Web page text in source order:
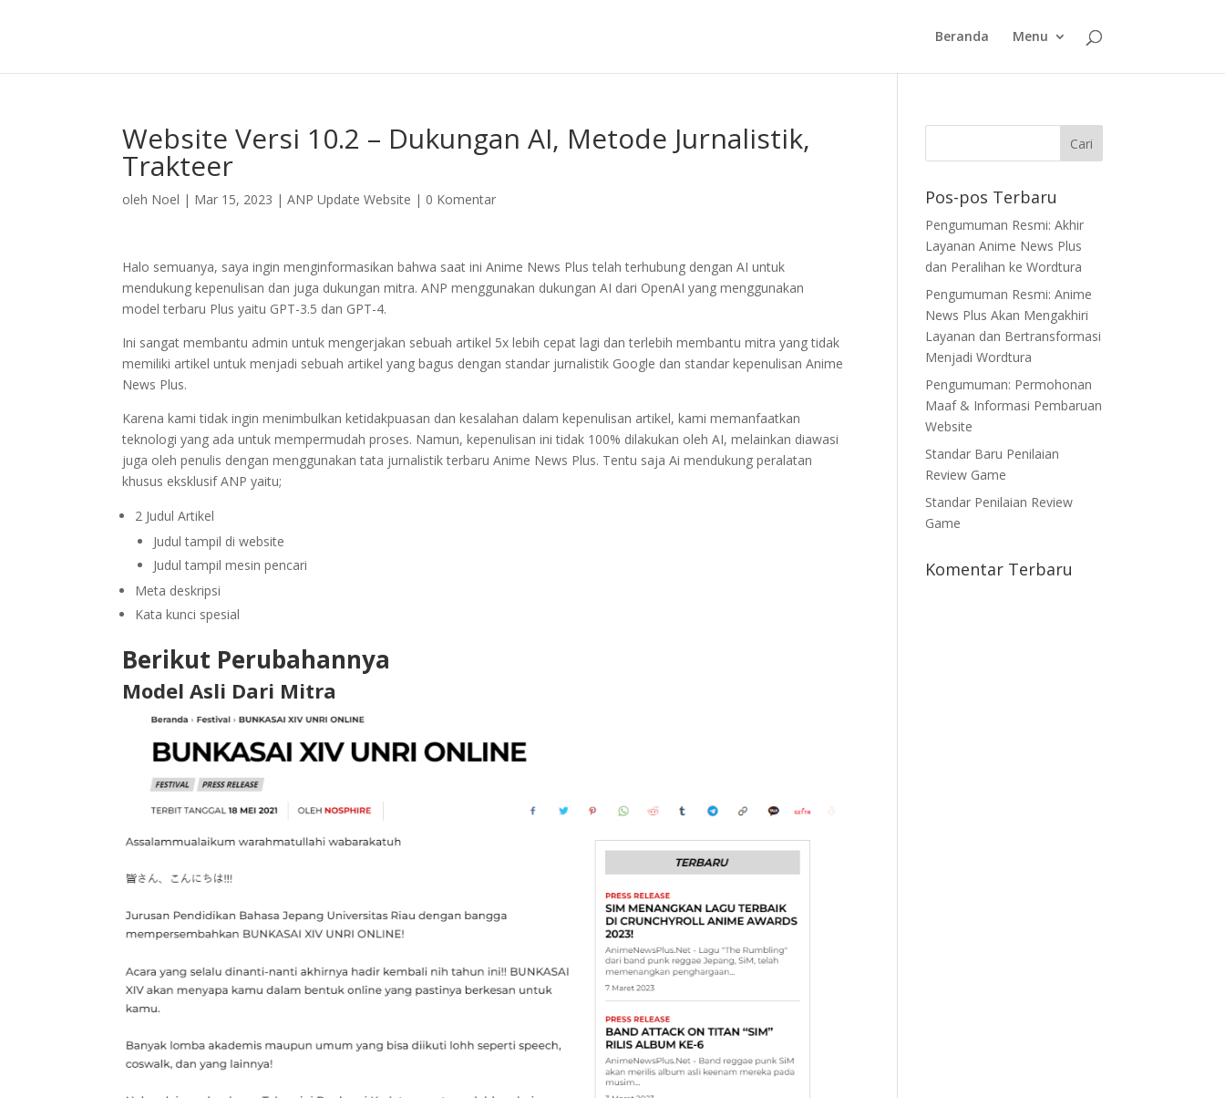
Beranda Menu
Website Versi 10.2 – Dukungan AI, Metode Jurnalistik,
Trakteer
oleh Noel | Mar 15, 2023 |ANP Update Website | 0 Komentar
Halo semuanya, saya ingin menginformasikan bahwa saat ini Anime News Plus telah terhubung dengan AI untuk
mendukung kepenulisan dan juga dukungan mitra. ANP menggunakan dukungan AI dari OpenAI yang menggunakan
model terbaru Plus yaitu GPT-3.5 dan GPT-4.
Ini sangat membantu admin untuk mengerjakan sebuah artikel 5x lebih cepat lagi dan terlebih membantu mitra yang tidak
memiliki artikel untuk menjadi sebuah artikel yang bagus dengan standar jurnalistik Google dan standar kepenulisan Anime
News Plus.
Karena kami tidak ingin menimbulkan ketidakpuasan dan kesalahan dalam kepenulisan artikel, kami memanfaatkan
teknologi yang ada untuk mempermudah proses. Namun, kepenulisan ini tidak 100% dilakukan oleh AI, melainkan diawasi
juga oleh penulis dengan menggunakan tata jurnalistik terbaru Anime News Plus. Tentu saja Ai mendukung peralatan
khusus eksklusif ANP yaitu;
2 Judul Artikel
Judul tampil di website
Judul tampil mesin pencari
Meta deskripsi
Kata kunci spesial
Berikut Perubahannya
Model Asli Dari Mitra
Pos-pos Terbaru
Pengumuman Resmi: Akhir
Layanan Anime News Plus
dan Peralihan ke Wordtura
Pengumuman Resmi: Anime
News Plus Akan Mengakhiri
Layanan dan Bertransformasi
Menjadi Wordtura
Pengumuman: Permohonan
Maaf & Informasi Pembaruan
Website
Standar Baru Penilaian
Review Game
Standar Penilaian Review
Game
Komentar Terbaru